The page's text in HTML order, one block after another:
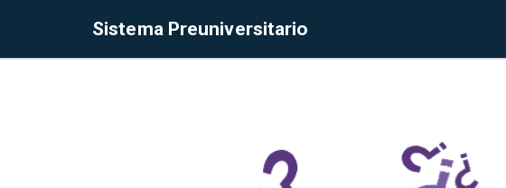
Sistema Preuniversitario